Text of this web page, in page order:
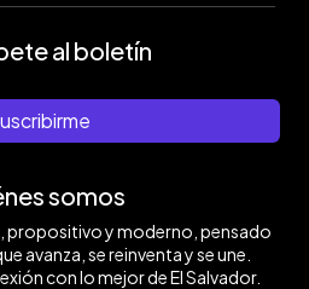
al boletín
somos
propositivo y moderno, pensado
avanza, se reinventa y se une.
con lo mejor de El Salvador.